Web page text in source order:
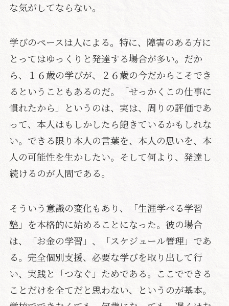
な気がしてならない。
学びのペースは人による。特に、障害のある方に
とってはゆっくりと発達する場合が多い。だか
ら、１６歳の学びが、２６歳の今だからこそでき
るということもあるのだ。「せっかくこの仕事に
慣れたから」というのは、実は、周りの評価であ
って、本人はもしかしたら飽きているかもしれな
い。できる限り本人の言葉を、本人の思いを、本
人の可能性を生かしたい。そして何より、発達し
続けるのが人間である。
そういう意識の変化もあり、「生涯学べる学習
塾」を本格的に始めることになった。彼の場合
は、「お金の学習」、「スケジュール管理」であ
る。完全個別支援、必要な学びを取り出して行
い、実践と「つなぐ」ためである。ここでできる
ことだけを全てだと思わない、というのが基本。